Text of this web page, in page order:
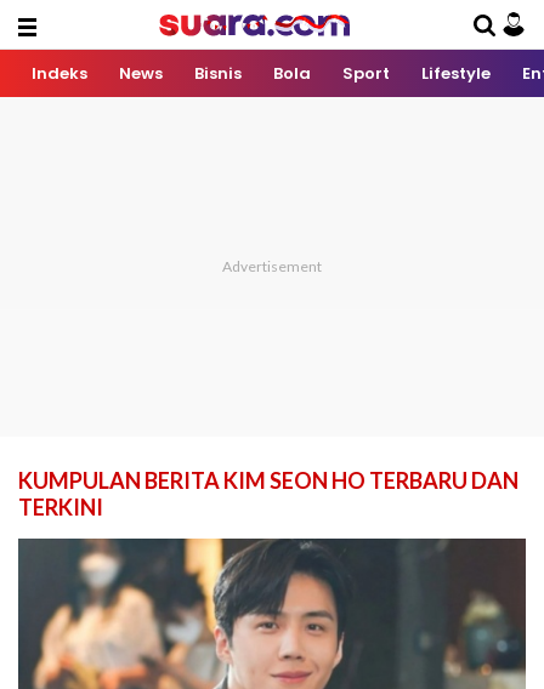
Indeks News Bisnis Bola Sport Lifestyle
KUMPULAN BERITA KIM SEON HO TERBARU DAN
TERKINI